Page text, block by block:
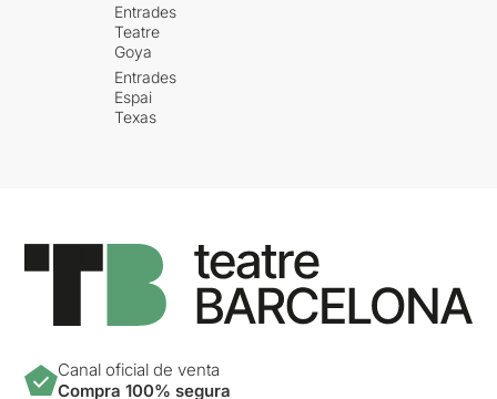
Entrades
Teatre
Goya
Entrades
Espai
Texas
Canal oficial de venta
Compra 100% segura